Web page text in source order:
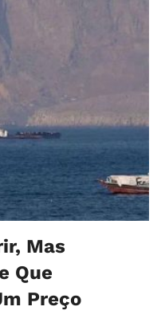
Mas
Que
Preço